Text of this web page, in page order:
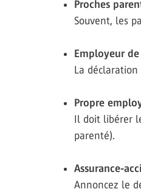
Proches
Souvent, les
Employeur
La
Propre
Il doit libérer
parenté).
Assurance-
Annoncez le